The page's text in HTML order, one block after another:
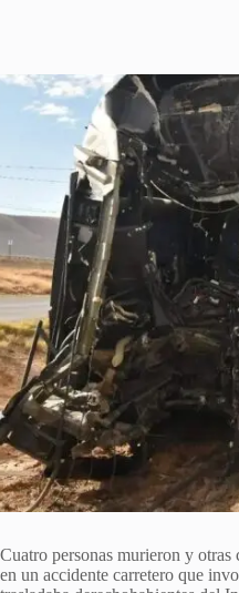
Cuatro personas murieron y otras
en un accidente carretero que